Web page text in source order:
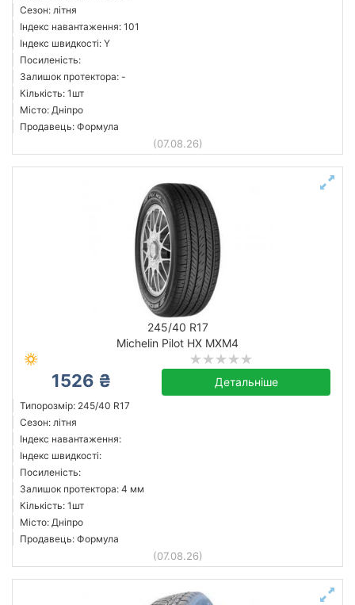
Сезон: літня
Індекс навантаження: 101
Індекс швидкості: Y
Посиленість:
Залишок протектора: -
Кількість: 1шт
Місто: Дніпро
Продавець: Формула
(07.08.26)
245/40 R17
Michelin Pilot HX MXM4
1526 ₴ Детальніше
Типорозмір: 245/40 R17
Сезон: літня
Індекс навантаження:
Індекс швидкості:
Посиленість:
Залишок протектора: 4 мм
Кількість: 1шт
Місто: Дніпро
Продавець: Формула
(07.08.26)